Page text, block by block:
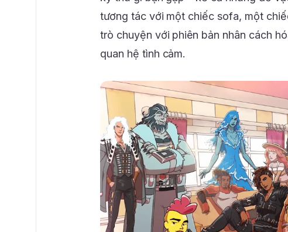
tương tác với một chiếc sofa, một
trò chuyện với phiên bản nhân cách
quan hệ tình cảm.